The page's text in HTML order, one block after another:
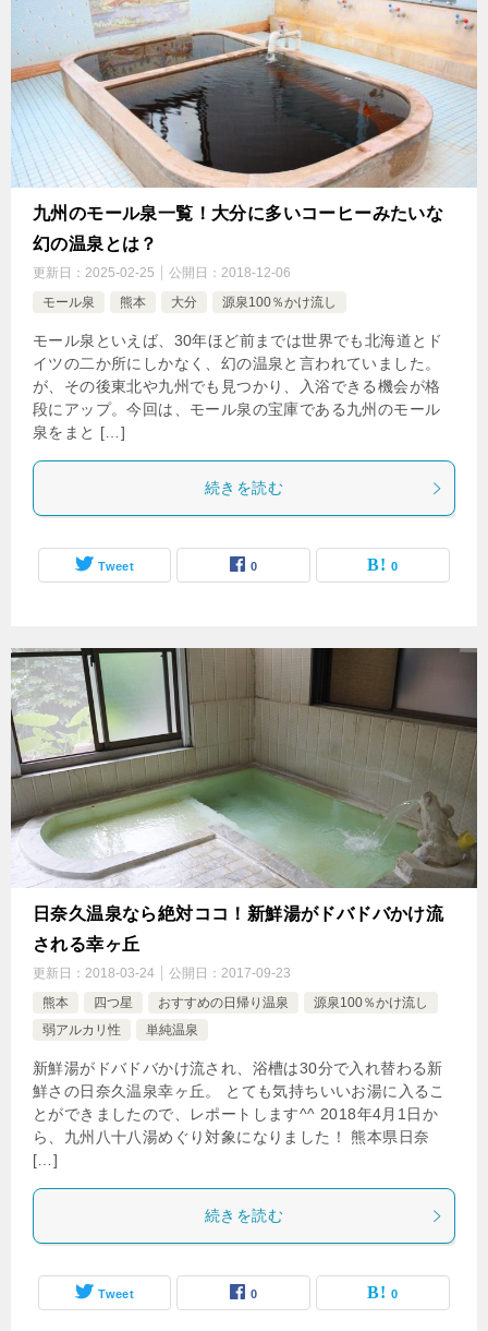
九州のモール泉一覧！大分に多いコーヒーみたいな
幻の温泉とは？
更新日： 2025-02-25 公開日： 2018-12-06
モール泉
熊本 大分 源泉100％かけ流し
モール泉といえば、30年ほど前までは世界でも北海道とド
イツの二か所にしかなく、幻の温泉と言われていました。
が、その後東北や九州でも見つかり、入浴できる機会が格
段にアップ。今回は、モール泉の宝庫である九州のモール
泉をまと […]
続きを読む
Tweet 0 0
日奈久温泉なら絶対ココ！新鮮湯がドバドバかけ流
される幸ヶ丘
更新日： 2018-03-24 公開日： 2017-09-23
熊本
四つ星 おすすめの日帰り温泉
源泉100％かけ流し
弱アルカリ性
単純温泉
新鮮湯がドバドバかけ流され、浴槽は30分で入れ替わる新
鮮さの日奈久温泉幸ヶ丘。 とても気持ちいいお湯に入るこ
とができましたので、レポートします^^ 2018年4月1日か
ら、九州八十八湯めぐり対象になりました！ 熊本県日奈
[…]
続きを読む
Tweet 0 0